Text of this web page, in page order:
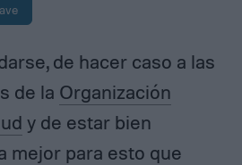
de hacer caso a las
de la Organización
y de estar bien
mejor para esto que